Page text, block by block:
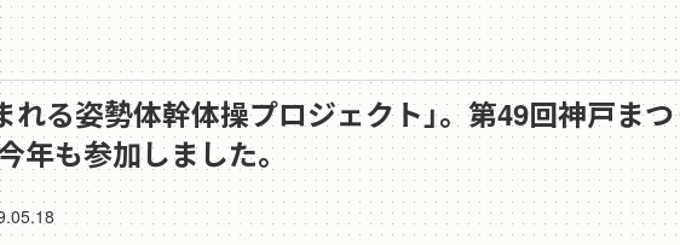
れる姿勢体幹体操プロジェクト」。第49回神戸ま
年も参加しました。